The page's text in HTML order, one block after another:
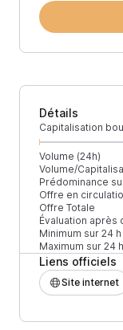
Détails
Capitalisation
Volume (24h)
Volume/
Prédominance
Offre en
Offre Totale
Évaluation après
Minimum sur 24 h
Maximum sur 24 h
Liens officiels
Site internet